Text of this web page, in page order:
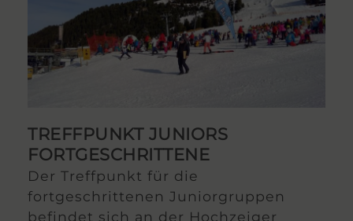
TREFFPUNKT JUNIORS
FORTGESCHRITTENE
Der Treffpunkt für die
fortgeschrittenen Juniorgruppen
befindet sich an der Hochzeiger